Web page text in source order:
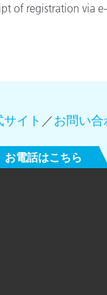
業registration via
イト ／お問い合
お電話はこちら